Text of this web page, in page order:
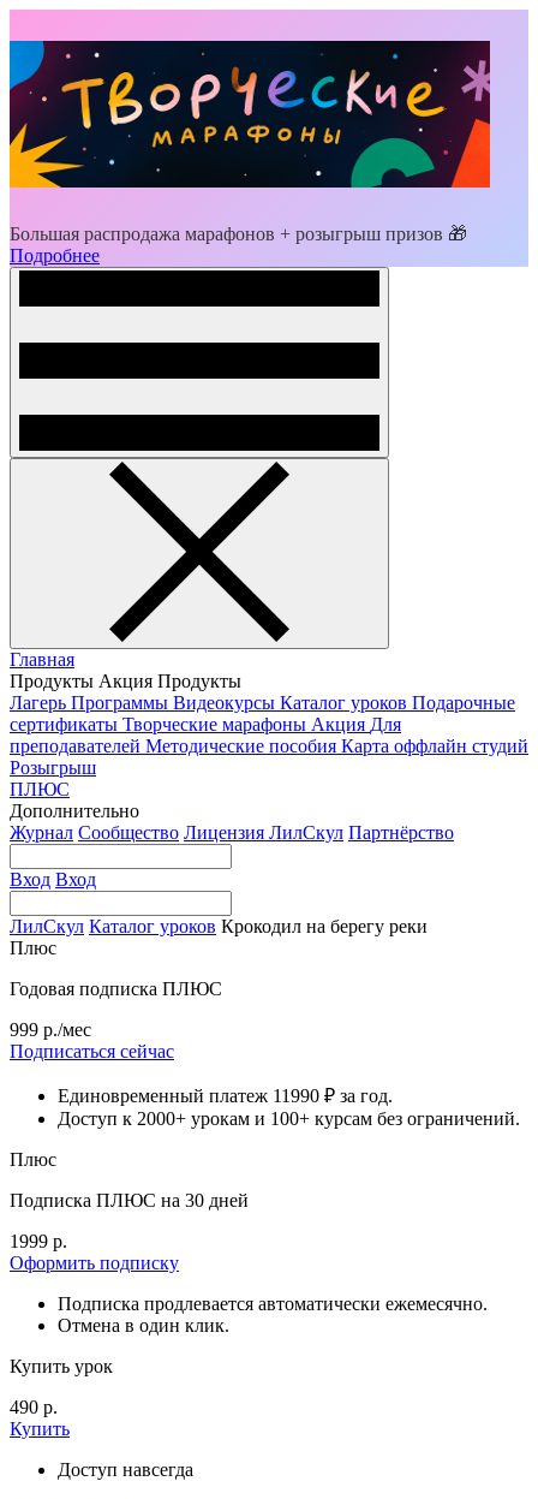
Большая распродажа марафонов + розыгрыш призов 🎁
Подробнее
Главная
Продукты Акция Продукты
Лагерь Программы Видеокурсы Каталог уроков Подарочные
сертификаты Творческие марафоны Акция Для
преподавателей Методические пособия Карта оффлайн студий
Розыгрыш
ПЛЮС
Дополнительно
Журнал Сообщество Лицензия ЛилСкул Партнёрство
Вход Вход
ЛилСкул Каталог уроков Крокодил на берегу реки
Плюс
Годовая подписка ПЛЮС
999 р./мес
Подписаться сейчас
Единовременный платеж 11990 ₽ за год.
Доступ к 2000+ урокам и 100+ курсам без ограничений.
Плюс
Подписка ПЛЮС на 30 дней
1999 р.
Оформить подписку
Подписка продлевается автоматически ежемесячно.
Отмена в один клик.
Купить урок
490 р.
Купить
Доступ навсегда